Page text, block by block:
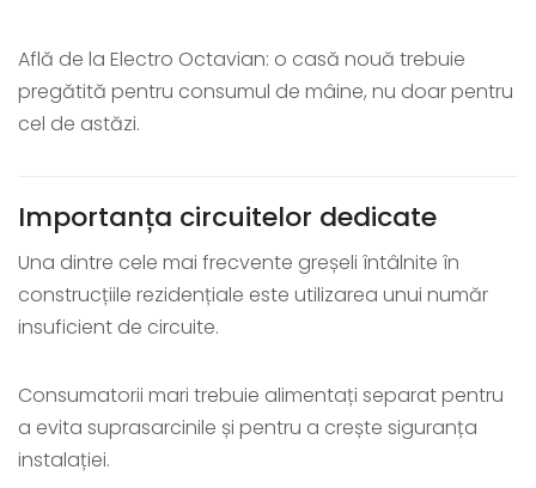
Află de la Electro Octavian: o casă nouă trebuie
pregătită pentru consumul de mâine, nu doar pentru
cel de astăzi.
Importanța circuitelor dedicate
Una dintre cele mai frecvente greșeli întâlnite în
construcțiile rezidențiale este utilizarea unui număr
insuficient de circuite.
Consumatorii mari trebuie alimentați separat pentru
a evita suprasarcinile și pentru a crește siguranța
instalației.